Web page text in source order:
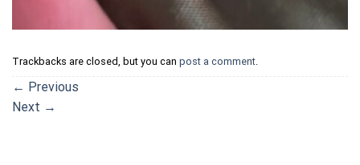
Trackbacks are closed, but you can post a comment.
← Previous
Next →